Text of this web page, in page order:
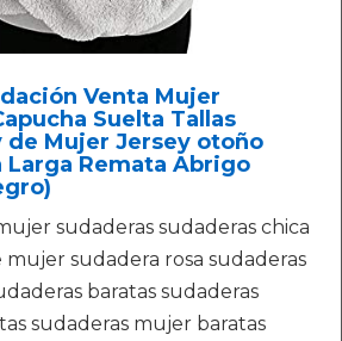
Venta Mujer
Suelta Tallas
de Mujer Jersey otoño
Larga Remata Abrigo
sudaderas sudaderas chica
mujer sudadera rosa sudaderas
baratas sudaderas
sudaderas mujer baratas